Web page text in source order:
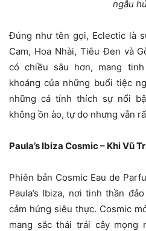
ngẫu
Đúng như tên gọi, Eclectic là
Cam, Hoa Nhài, Tiêu Đen và
có chiều sâu hơn, mang
khoáng của những buổi tiệc
những cá tính thích sự nổi
không ồn ào, tự do nhưng vẫn
Paula’s Ibiza Cosmic – Khi Vũ
Phiên bản Cosmic Eau de
Paula’s Ibiza, nơi tinh thần
cảm hứng siêu thực. Cosmic
mang sắc thái trái cây mọng